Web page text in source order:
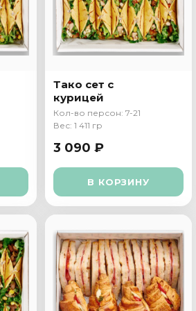
Тако сет с
курицей
Кол-во персон: 7-21
Вес: 1 411 гр
3 090 ₽
В КОРЗИНУ